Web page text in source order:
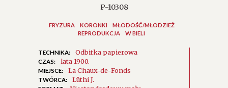
P-10308
FRYZURA KORONKI
MŁODOŚĆ/MŁODZIEŻ
REPRODUKCJA
W BIELI
TECHNIKA: Odbitka papierowa
CZAS: lata 1900.
MIEJSCE: La Chaux-de-Fonds
TWÓRCA: Lüthi J.